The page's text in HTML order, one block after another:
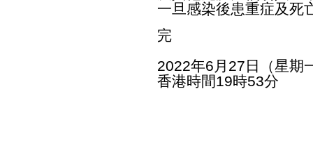
一旦感染後患重症及死
完
2022年6月27日（星期
香港時間19時53分